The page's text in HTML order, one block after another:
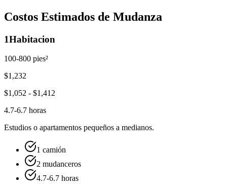
Costos Estimados de Mudanza
1Habitacion
100-800 pies²
$1,232
$1,052 - $1,412
4.7-6.7 horas
Estudios o apartamentos pequeños a medianos.
1 camión
2 mudanceros
4.7-6.7 horas